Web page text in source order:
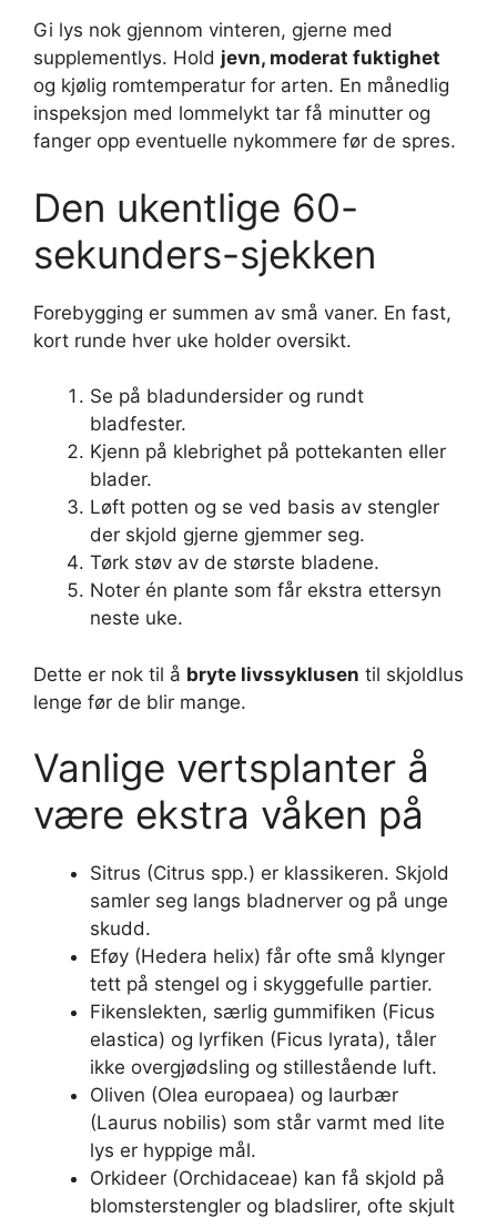
Gi lys nok gjennom vinteren, gjerne med
supplementlys. Hold jevn, moderat fuktighet
og kjølig romtemperatur for arten. En månedlig
inspeksjon med lommelykt tar få minutter og
fanger opp eventuelle nykommere før de spres.
Den ukentlige 60-
sekunders-sjekken
Forebygging er summen av små vaner. En fast,
kort runde hver uke holder oversikt.
Se på bladundersider og rundt
bladfester.
Kjenn på klebrighet på pottekanten eller
blader.
Løft potten og se ved basis av stengler
der skjold gjerne gjemmer seg.
Tørk støv av de største bladene.
Noter én plante som får ekstra ettersyn
neste uke.
Dette er nok til å bryte livssyklusen til skjoldlus
lenge før de blir mange.
Vanlige vertsplanter å
være ekstra våken på
Sitrus (Citrus spp.) er klassikeren. Skjold
samler seg langs bladnerver og på unge
skudd.
Eføy (Hedera helix) får ofte små klynger
tett på stengel og i skyggefulle partier.
Fikenslekten, særlig gummifiken (Ficus
elastica) og lyrfiken (Ficus lyrata), tåler
ikke overgjødsling og stillestående luft.
Oliven (Olea europaea) og laurbær
(Laurus nobilis) som står varmt med lite
lys er hyppige mål.
Orkideer (Orchidaceae) kan få skjold på
blomsterstengler og bladslirer, ofte skjult